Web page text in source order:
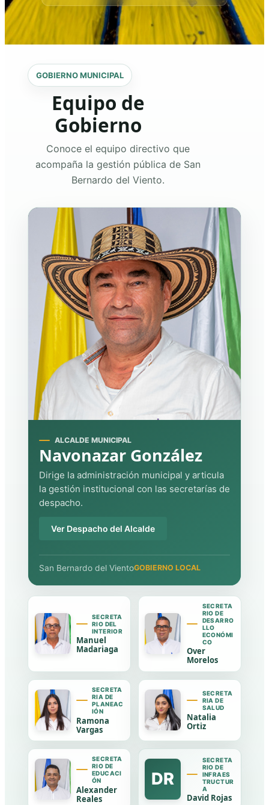
GOBIERNO MUNICIPAL
Equipo de
Gobierno
Conoce el equipo directivo que
acompaña la gestión pública de San
Bernardo del Viento.
ALCALDE MUNICIPAL
Navonazar González
Dirige la administración municipal y articula
la gestión institucional con las secretarías de
despacho.
Ver Despacho del Alcalde
San Bernardo del VientoGOBIERNO LOCAL
SECRETA
RIO DEL
INTERIOR
Manuel
Madariaga
SECRETA
RIO DE
DESARRO
LLO
ECONÓMI
CO
Over
Morelos
SECRETA
RIA DE
PLANEAC
IÓN
Ramona
Vargas
SECRETA
RIA DE
SALUD
Natalia
Ortiz
SECRETA
RIO DE
EDUCACI
ÓN
Alexander
Reales
DR
SECRETA
RIO DE
INFRAES
TRUCTUR
A
David Rojas